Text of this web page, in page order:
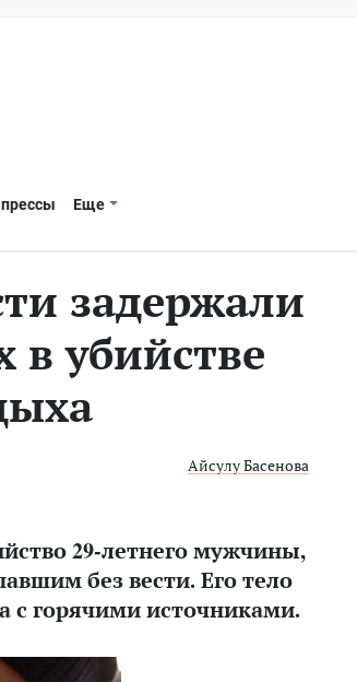
Еще
задержали
в убийстве
Айсулу Басенова
29-летнего мужчины,
без вести. Его тело
с горячими источниками.